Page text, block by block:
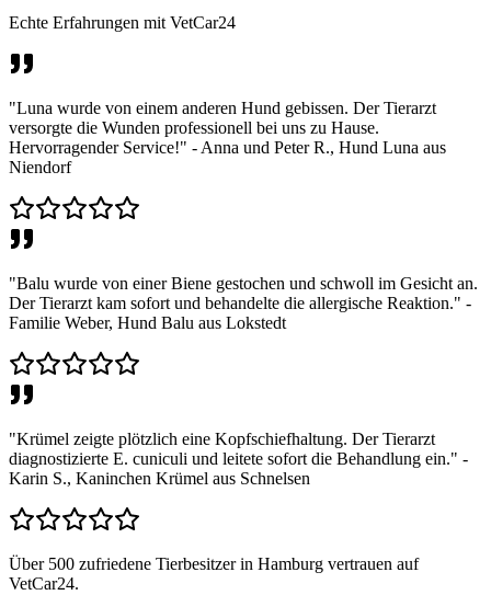
Echte Erfahrungen mit VetCar24
"Luna wurde von einem anderen Hund gebissen. Der Tierarzt
versorgte die Wunden professionell bei uns zu Hause.
Hervorragender Service!" - Anna und Peter R., Hund Luna aus
Niendorf
"Balu wurde von einer Biene gestochen und schwoll im Gesicht an.
Der Tierarzt kam sofort und behandelte die allergische Reaktion." -
Familie Weber, Hund Balu aus Lokstedt
"Krümel zeigte plötzlich eine Kopfschiefhaltung. Der Tierarzt
diagnostizierte E. cuniculi und leitete sofort die Behandlung ein." -
Karin S., Kaninchen Krümel aus Schnelsen
Über 500 zufriedene Tierbesitzer in Hamburg vertrauen auf
VetCar24.